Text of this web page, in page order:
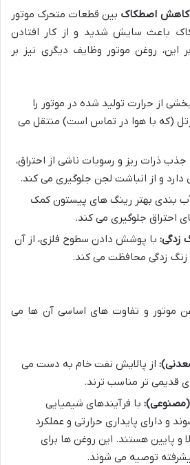
کاهش اصطکاک بین قطعات متحرک موتور
باعث سایش شدید و از کار افتادن
روغن موتور وظایف دیگری نیز بر
از حرارت تولید شده در موتور را
(که با هوا در تماس است) منتقل می
جذب ذرات ریز و رسوبات ناشی از احتراق،
دارد و از انباشت لجن جلوگیری می کند.
بندی بهتر رینگ های پیستون کمک
احتراق جلوگیری می کند.
زدگی: با پوشش دادن سطوح فلزی، از آن
زنگ زدگی محافظت می کند.
موتور و تفاوت های اساسی آن ها می
از پالایش نفت خام به دست می
قدیمی تر مناسب ترند.
با فرآیندهای شیمیایی
و دارای پایداری حرارتی و عملکرد
و پایین هستند. این روغن ها برای
توصیه می شوند.